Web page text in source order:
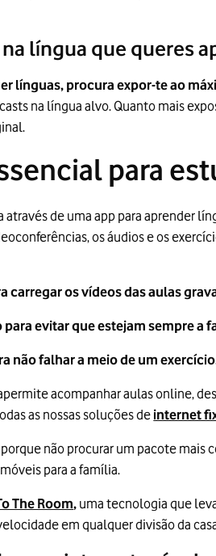
língua que queres
línguas, procura expor-te ao
na língua alvo. Quanto mais
para
de uma app para aprender
os áudios e os
carregar os vídeos das aulas
evitar que estejam sempre a
não falhar a meio de um
acompanhar aulas online,
as nossas soluções de internet
não procurar um pacote mais
para a família.
The Room, uma tecnologia que
em qualquer divisão da